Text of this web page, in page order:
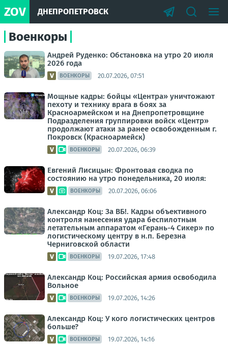
ZOV ДНЕПРОПЕТРОВСК
Военкоры
Андрей Руденко: Обстановка на утро 20 июля
2026 года
ВОЕНКОРЫ 20.07.2026, 07:51
Мощные кадры: бойцы «Центра» уничтожают
пехоту и технику врага в боях за
Красноармейском и на Днепропетровщине
Подразделения группировки войск «Центр»
продолжают атаки за ранее освобожденным г.
Покровск (Красноармейск)
ВОЕНКОРЫ 20.07.2026, 06:39
Евгений Лисицын: Фронтовая сводка по
состоянию на утро понедельника, 20 июля:
ВОЕНКОРЫ 20.07.2026, 06:06
Александр Коц: За ВБ!. Кадры объективного
контроля нанесения удара беспилотным
летательным аппаратом «Герань-4 Сикер» по
логистическому центру в н.п. Березна
Черниговской области
ВОЕНКОРЫ 19.07.2026, 17:48
Александр Коц: Российская армия освободила
Вольное
ВОЕНКОРЫ 19.07.2026, 14:26
Александр Коц: У кого логистических центров
больше?
ВОЕНКОРЫ 19.07.2026, 14:16